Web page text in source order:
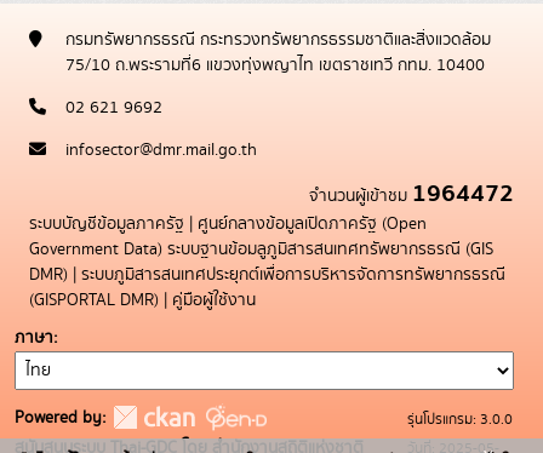
กรมทรัพยากรธรณี กระทรวงทรัพยากรธรรมชาติและสิ่งแวดล้อม
75/10 ถ.พระรามที่6 แขวงทุ่งพญาไท เขตราชเทวี กทม. 10400
02 621 9692
infosector@dmr.mail.go.th
จำนวนผู้เข้าชม 1964472
ระบบบัญชีข้อมูลภาครัฐ | ศูนย์กลางข้อมูลเปิดภาครัฐ (Open
Government Data) ระบบฐานข้อมลูภูมิสารสนเทศทรัพยากรธรณี (GIS
DMR) | ระบบภูมิสารสนเทศประยุกต์เพื่อการบริหารจัดการทรัพยากรธรณี
(GISPORTAL DMR) | คู่มือผู้ใช้งาน
ภาษา
Powered by:
สนับสนุนระบบ Thai-GDC โดย สำนักงานสถิติแห่งชาติ
รุ่นโปรแกรม: 3.0.0
วันที่: 2025-05-